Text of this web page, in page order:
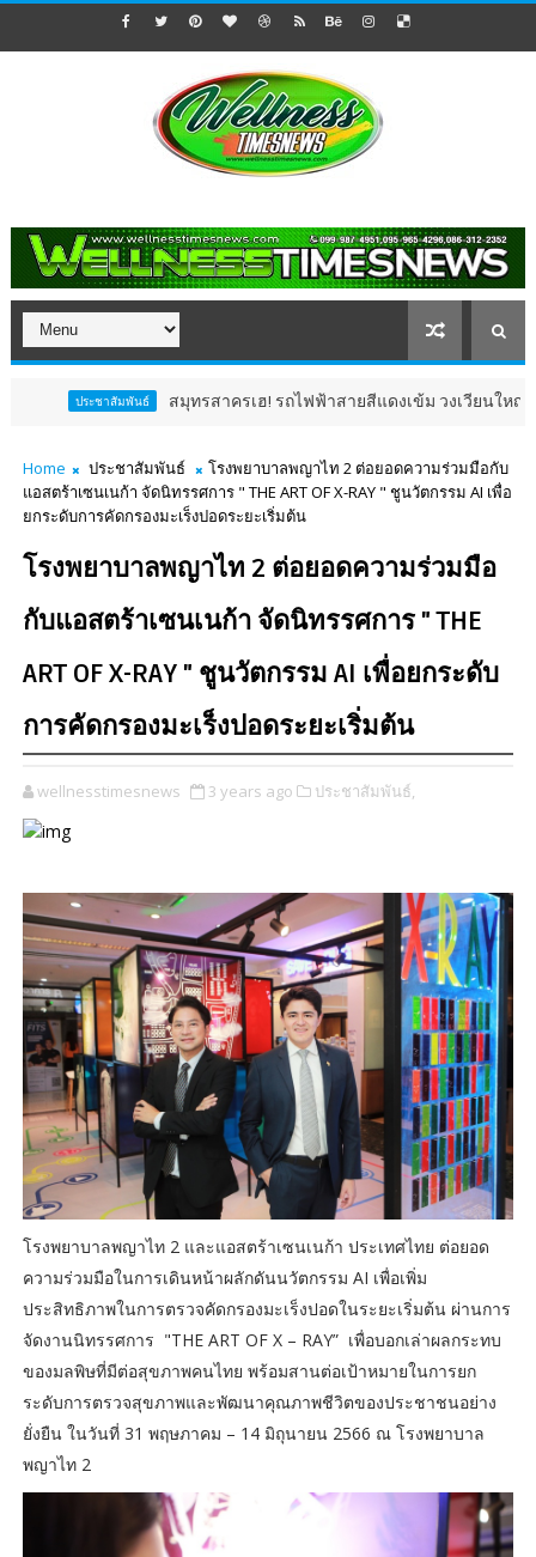
สมุทรสาครเฮ! รถไฟฟ้าสายสีแดงเข้ม วงเวียนใหญ่–มหาชัย
Home ประชาสัมพันธ์
โรงพยาบาลพญาไท 2 ต่อยอดความร่วมมือกับ
แอสตร้าเซนเนก้า จัดนิทรรศการ " THE ART OF X-RAY " ชูนวัตกรรม AI เพื่อ
ยกระดับการคัดกรองมะเร็งปอดระยะเริ่มต้น
โรงพยาบาลพญาไท 2 ต่อยอดความร่วมมือ
กับแอสตร้าเซนเนก้า จัดนิทรรศการ " THE
ART OF X-RAY " ชูนวัตกรรม AI เพื่อยกระดับ
การคัดกรองมะเร็งปอดระยะเริ่มต้น
wellnesstimesnews 3 years ago ประชาสัมพันธ์,
โรงพยาบาลพญาไท 2 และแอสตร้าเซนเนก้า ประเทศไทย ต่อยอด
ความร่วมมือในการเดินหน้าผลักดันนวัตกรรม AI เพื่อเพิ่ม
ประสิทธิภาพในการตรวจคัดกรองมะเร็งปอดในระยะเริ่มต้น ผ่านการ
จัดงานนิทรรศการ "THE ART OF X – RAY” เพื่อบอกเล่าผลกระทบ
ของมลพิษที่มีต่อสุขภาพคนไทย พร้อมสานต่อเป้าหมายในการยก
ระดับการตรวจสุขภาพและพัฒนาคุณภาพชีวิตของประชาชนอย่าง
ยั่งยืน ในวันที่ 31 พฤษภาคม – 14 มิถุนายน 2566 ณ โรงพยาบาล
พญาไท 2